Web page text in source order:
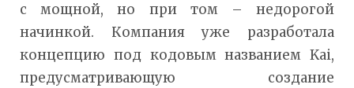
с мощной, но при том – недорогой
начинкой. Компания уже разработала
концепцию под кодовым названием Kai,
предусматривающую создание